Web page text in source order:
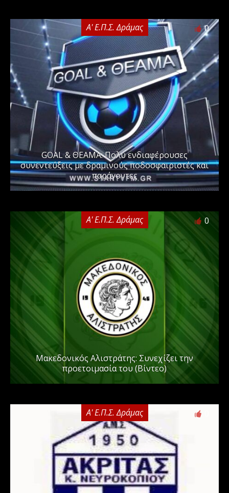
Α' Ε.Π.Σ. Δράμας 0
GOAL & ΘΕΑΜΑ: Πολύ ενδιαφέρουσες
συνεντεύξεις με δραμινούς ποδοσφαιριστές και
παράγοντες
Α' Ε.Π.Σ. Δράμας 0
Μακεδονικός Αλιστράτης: Συνεχίζει την
προετοιμασία του (Βίντεο)
Α' Ε.Π.Σ. Δράμας